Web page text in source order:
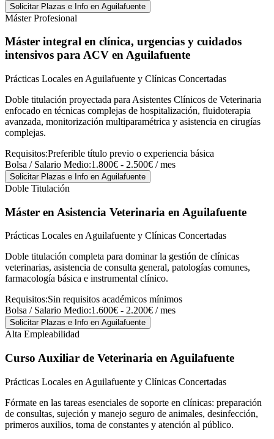
Solicitar Plazas e Info en Aguilafuente
Máster Profesional
Máster integral en clínica, urgencias y cuidados
intensivos para ACV en Aguilafuente
Prácticas Locales en Aguilafuente y Clínicas Concertadas
Doble titulación proyectada para Asistentes Clínicos de Veterinaria
enfocado en técnicas complejas de hospitalización, fluidoterapia
avanzada, monitorización multiparamétrica y asistencia en cirugías
complejas.
Requisitos:Preferible título previo o experiencia básica
Bolsa / Salario Medio:1.800€ - 2.500€ / mes
Solicitar Plazas e Info en Aguilafuente
Doble Titulación
Máster en Asistencia Veterinaria en Aguilafuente
Prácticas Locales en Aguilafuente y Clínicas Concertadas
Doble titulación completa para dominar la gestión de clínicas
veterinarias, asistencia de consulta general, patologías comunes,
farmacología básica e instrumental clínico.
Requisitos:Sin requisitos académicos mínimos
Bolsa / Salario Medio:1.600€ - 2.200€ / mes
Solicitar Plazas e Info en Aguilafuente
Alta Empleabilidad
Curso Auxiliar de Veterinaria en Aguilafuente
Prácticas Locales en Aguilafuente y Clínicas Concertadas
Fórmate en las tareas esenciales de soporte en clínicas: preparación
de consultas, sujeción y manejo seguro de animales, desinfección,
primeros auxilios, toma de constantes y atención al público.